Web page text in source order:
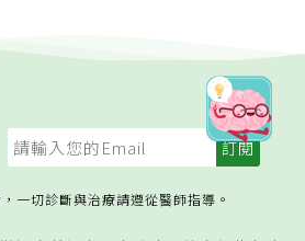
一切診斷與治療請遵從醫師指導。